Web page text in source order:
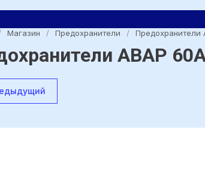
Магазин / Предохранители / Предохранители
АВАР